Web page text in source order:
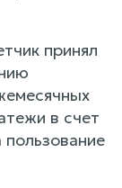
принял
в счет